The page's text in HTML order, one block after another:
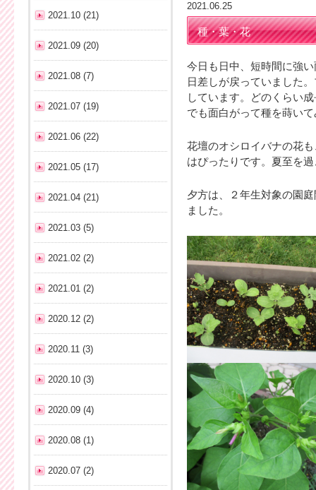
2021.06.25
種・葉・花
今日も日中、短時間に強
日差しが戻っていました
しています。どのくらい
でも面白がって種を蒔い
花壇のオシロイバナの花
はぴったりです。夏至を
夕方は、２年生対象の園
ました。
2021.10 (21)
2021.09 (20)
2021.08 (7)
2021.07 (19)
2021.06 (22)
2021.05 (17)
2021.04 (21)
2021.03 (5)
2021.02 (2)
2021.01 (2)
2020.12 (2)
2020.11 (3)
2020.10 (3)
2020.09 (4)
2020.08 (1)
2020.07 (2)